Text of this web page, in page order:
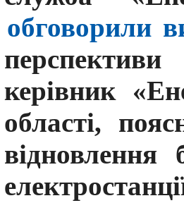
обговорили
керівник
області,
відновлення